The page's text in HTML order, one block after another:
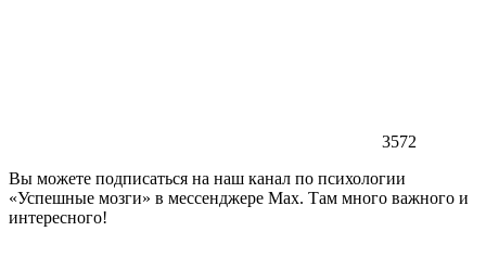
3572
Вы можете подписаться на наш канал по психологии
«Успешные мозги» в мессенджере Max. Там много важного и
интересного!